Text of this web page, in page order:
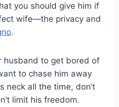
you should give him if
wife—the privacy and
.
husband to get bored of
to chase him away
neck all the time, don’t
limit his freedom.